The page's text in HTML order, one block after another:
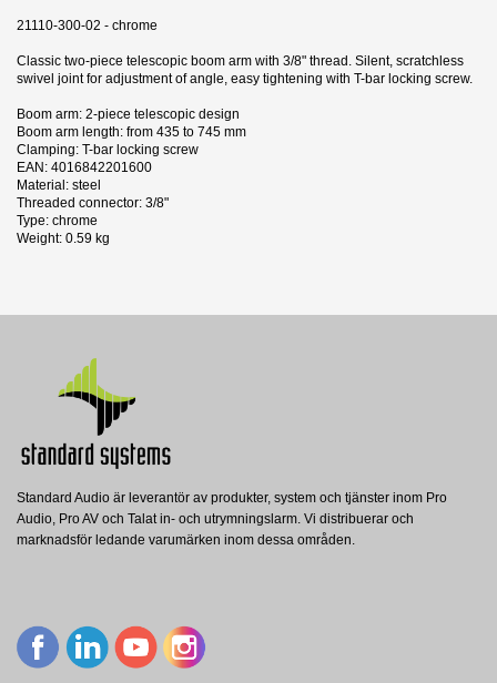
21110-300-02 - chrome
Classic two-piece telescopic boom arm with 3/8" thread. Silent, scratchless
swivel joint for adjustment of angle, easy tightening with T-bar locking screw.
Boom arm: 2-piece telescopic design
Boom arm length: from 435 to 745 mm
Clamping: T-bar locking screw
EAN: 4016842201600
Material: steel
Threaded connector: 3/8"
Type: chrome
Weight: 0.59 kg
König and Meyer
K&M 28130 AMP STAND
21105 Counter weight
König and Meyer
K&M 21105 COUNTER WEIGHT BOOM
Standard Audio är leverantör av produkter, system och tjänster inom Pro
Audio, Pro AV och Talat in- och utrymningslarm. Vi distribuerar och
marknadsför ledande varumärken inom dessa områden.